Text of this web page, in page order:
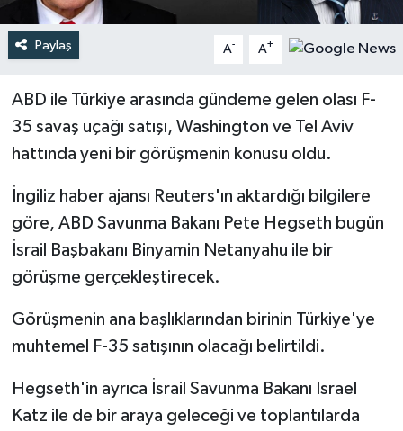
Paylaş A- A+
ABD ile Türkiye arasında gündeme gelen olası F-
35 savaş uçağı satışı, Washington ve Tel Aviv
hattında yeni bir görüşmenin konusu oldu.
İngiliz haber ajansı Reuters'ın aktardığı bilgilere
göre, ABD Savunma Bakanı Pete Hegseth bugün
İsrail Başbakanı Binyamin Netanyahu ile bir
görüşme gerçekleştirecek.
Görüşmenin ana başlıklarından birinin Türkiye'ye
muhtemel F-35 satışının olacağı belirtildi.
Hegseth'in ayrıca İsrail Savunma Bakanı Israel
Katz ile de bir araya geleceği ve toplantılarda